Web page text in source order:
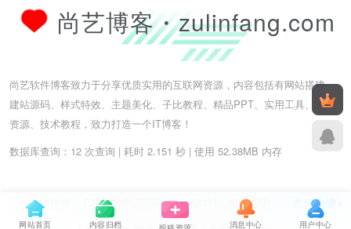
尚艺博客・zulinfang.com
尚艺软件博客致力于分享优质实用的互联网资源，内容包括有网站搭建、
建站源码、样式特效、主题美化、子比教程、精品PPT、实用工具、素材
资源、技术教程，致力打造一个IT博客！
数据库查询：12 次查询 | 耗时 2.151 秒 | 使用 52.38MB 内存
友情链接： CMS圈 尚艺源码 链一链导航 尚艺资源 友链申请+
网站首页 内容归档 消息中心 用户中心